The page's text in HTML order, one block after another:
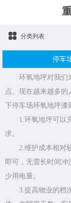
分类列表
停车
环氧地坪对我们来
点。现在越来越多
下停车场环氧地坪漆
1.环氧地坪可以充
求。
2.维护成本相对较
即可，无需长时间冲
少用电量。
3.提高物业的档次